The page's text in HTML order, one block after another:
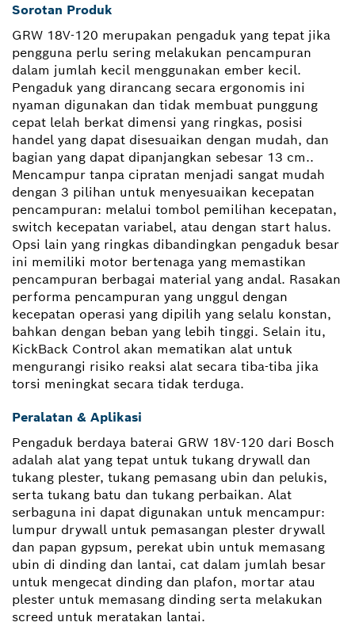
Sorotan Produk
GRW 18V-120 merupakan pengaduk yang tepat jika
pengguna perlu sering melakukan pencampuran
dalam jumlah kecil menggunakan ember kecil.
Pengaduk yang dirancang secara ergonomis ini
nyaman digunakan dan tidak membuat punggung
cepat lelah berkat dimensi yang ringkas, posisi
handel yang dapat disesuaikan dengan mudah, dan
bagian yang dapat dipanjangkan sebesar 13 cm..
Mencampur tanpa cipratan menjadi sangat mudah
dengan 3 pilihan untuk menyesuaikan kecepatan
pencampuran: melalui tombol pemilihan kecepatan,
switch kecepatan variabel, atau dengan start halus.
Opsi lain yang ringkas dibandingkan pengaduk besar
ini memiliki motor bertenaga yang memastikan
pencampuran berbagai material yang andal. Rasakan
performa pencampuran yang unggul dengan
kecepatan operasi yang dipilih yang selalu konstan,
bahkan dengan beban yang lebih tinggi. Selain itu,
KickBack Control akan mematikan alat untuk
mengurangi risiko reaksi alat secara tiba-tiba jika
torsi meningkat secara tidak terduga.
Peralatan & Aplikasi
Pengaduk berdaya baterai GRW 18V-120 dari Bosch
adalah alat yang tepat untuk tukang drywall dan
tukang plester, tukang pemasang ubin dan pelukis,
serta tukang batu dan tukang perbaikan. Alat
serbaguna ini dapat digunakan untuk mencampur:
lumpur drywall untuk pemasangan plester drywall
dan papan gypsum, perekat ubin untuk memasang
ubin di dinding dan lantai, cat dalam jumlah besar
untuk mengecat dinding dan plafon, mortar atau
plester untuk memasang dinding serta melakukan
screed untuk meratakan lantai.